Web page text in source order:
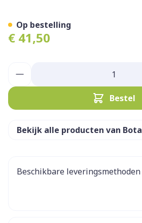
€ 41,50
Bestel
Op bestelling
Bekijk alle producten van Bota
Beschikbare leveringsmethoden